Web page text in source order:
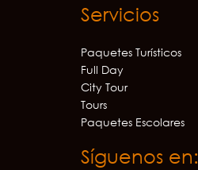
Servicios
Paquetes Turísticos
Full Day
City Tour
Tours
Paquetes Escolares
Síguenos en: